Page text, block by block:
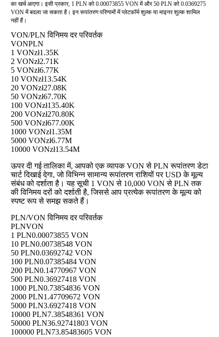
का खर्च आएगा। इसी प्रकार, 1 PLN को 0.00073855 VON में और 50 PLN को 0.0369275
VON में बदला जा सकता है। इन रूपांतरण परिणामों में प्लेटफ़ॉर्म शुल्क या माइनर शुल्क शामिल
नहीं हैं।
VON/PLN विनिमय दर परिवर्तक
VONPLN
1 VONzł1.35K
2 VONzł2.71K
5 VONzł6.77K
10 VONzł13.54K
20 VONzł27.08K
50 VONzł67.70K
100 VONzł135.40K
200 VONzł270.80K
500 VONzł677.00K
1000 VONzł1.35M
5000 VONzł6.77M
10000 VONzł13.54M
ऊपर दी गई तालिका में, आपको एक व्यापक VON से PLN रूपांतरण डेटा
चार्ट दिखाई देगा, जो विभिन्न सामान्य रूपांतरण राशियों पर USD के मूल्य
संबंध को दर्शाता है। यह सूची 1 VON से 10,000 VON से PLN तक
की विनिमय दरों को दर्शाती है, जिससे आप प्रत्येक रूपांतरण के मूल्य को
स्पष्ट रूप से समझ सकते हैं।
PLN/VON विनिमय दर परिवर्तक
PLNVON
1 PLN0.00073855 VON
10 PLN0.00738548 VON
50 PLN0.03692742 VON
100 PLN0.07385484 VON
200 PLN0.14770967 VON
500 PLN0.36927418 VON
1000 PLN0.73854836 VON
2000 PLN1.47709672 VON
5000 PLN3.6927418 VON
10000 PLN7.38548361 VON
50000 PLN36.92741803 VON
100000 PLN73.85483605 VON